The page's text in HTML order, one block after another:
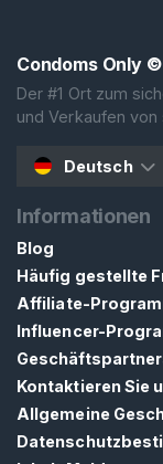
Condoms Only©
Der #1 Ort zum
und Verkaufen
Deutsch
Informationen
Blog
Häufig gestellte
Affiliate-
Influencer-
Kontaktieren Sie
Allgemeine